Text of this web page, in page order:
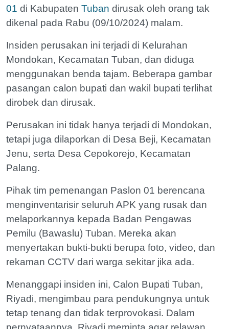
01 di Kabupaten Tuban dirusak oleh orang tak
dikenal pada Rabu (09/10/2024) malam.
Insiden perusakan ini terjadi di Kelurahan
Mondokan, Kecamatan Tuban, dan diduga
menggunakan benda tajam. Beberapa gambar
pasangan calon bupati dan wakil bupati terlihat
dirobek dan dirusak.
Perusakan ini tidak hanya terjadi di Mondokan,
tetapi juga dilaporkan di Desa Beji, Kecamatan
Jenu, serta Desa Cepokorejo, Kecamatan
Palang.
Pihak tim pemenangan Paslon 01 berencana
menginventarisir seluruh APK yang rusak dan
melaporkannya kepada Badan Pengawas
Pemilu (Bawaslu) Tuban. Mereka akan
menyertakan bukti-bukti berupa foto, video, dan
rekaman CCTV dari warga sekitar jika ada.
Menanggapi insiden ini, Calon Bupati Tuban,
Riyadi, mengimbau para pendukungnya untuk
tetap tenang dan tidak terprovokasi. Dalam